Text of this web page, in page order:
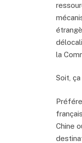
la
Soit,
Chine